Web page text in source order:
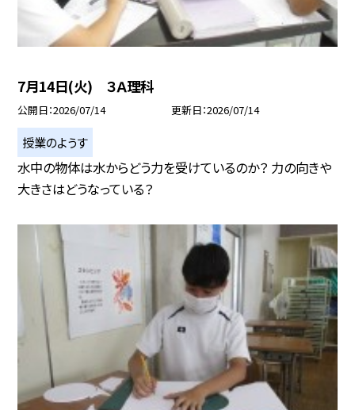
7月14日(火) ３Ａ理科
公開日 2026/07/14 更新日 2026/07/14
授業のようす
水中の物体は水からどう力を受けているのか？ 力の向きや
大きさはどうなっている？